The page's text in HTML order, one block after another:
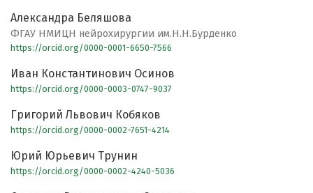
Александра Беляшова
ФГАУ НМИЦН нейрохирургии им.Н.Н.Бурденко
https://orcid.org/0000-0001-6650-7566
Иван Константинович Осинов
https://orcid.org/0000-0003-0747-9037
Григорий Львович Кобяков
https://orcid.org/0000-0002-7651-4214
Юрий Юрьевич Трунин
https://orcid.org/0000-0002-4240-5036